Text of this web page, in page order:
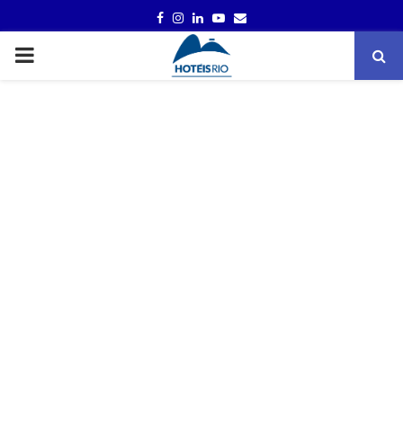
FACEBOOK
INSTAGRAM
LINKEDINYOUTUBE
EMAIL
PRIMARY